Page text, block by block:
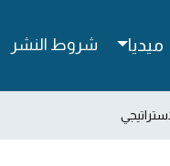
ميديا شروط النشر